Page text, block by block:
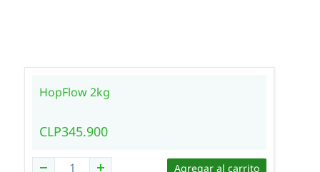
HopFlow 2kg
CLP345.900
Agregar al carrito